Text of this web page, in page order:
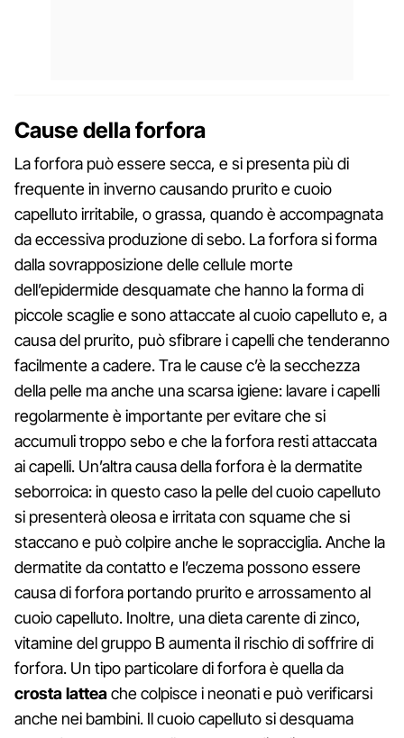
Cause della forfora
La forfora può essere secca, e si presenta più di
frequente in inverno causando prurito e cuoio
capelluto irritabile, o grassa, quando è accompagnata
da eccessiva produzione di sebo. La forfora si forma
dalla sovrapposizione delle cellule morte
dell’epidermide desquamate che hanno la forma di
piccole scaglie e sono attaccate al cuoio capelluto e, a
causa del prurito, può sfibrare i capelli che tenderanno
facilmente a cadere. Tra le cause c’è la secchezza
della pelle ma anche una scarsa igiene: lavare i capelli
regolarmente è importante per evitare che si
accumuli troppo sebo e che la forfora resti attaccata
ai capelli. Un’altra causa della forfora è la dermatite
seborroica: in questo caso la pelle del cuoio capelluto
si presenterà oleosa e irritata con squame che si
staccano e può colpire anche le sopracciglia. Anche la
dermatite da contatto e l’eczema possono essere
causa di forfora portando prurito e arrossamento al
cuoio capelluto. Inoltre, una dieta carente di zinco,
vitamine del gruppo B aumenta il rischio di soffrire di
forfora. Un tipo particolare di forfora è quella da
crosta latteache colpisce i neonati e può verificarsi
anche nei bambini. Il cuoio capelluto si desquama